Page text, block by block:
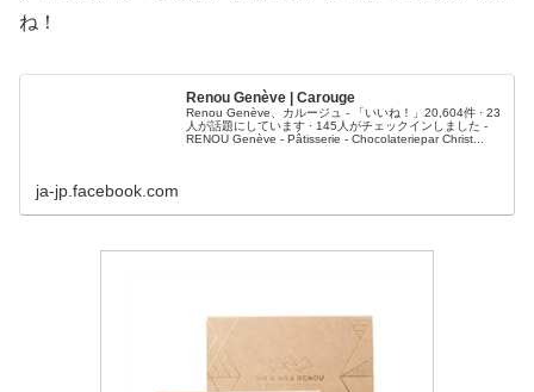
ね！
Renou Genève | Carouge
Renou Genève、カルージュ - 「いいね！」20,604件 · 23
人が話題にしています · 145人がチェックインしました -
RENOU Genève - Pâtisserie - Chocolateriepar Christ...
ja-jp.facebook.com